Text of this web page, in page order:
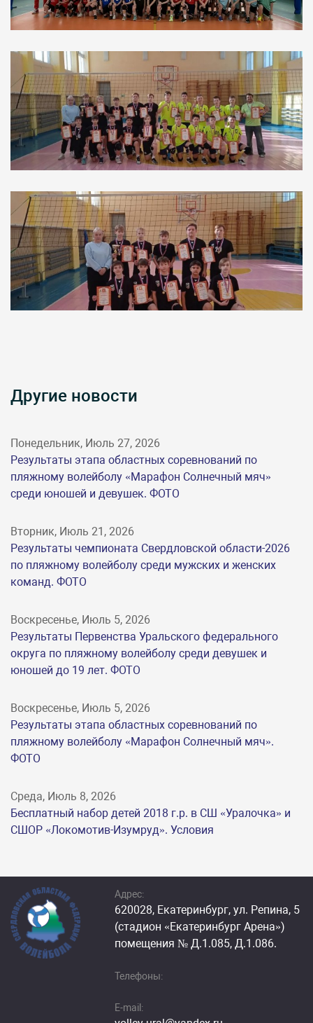
Другие новости
Понедельник, Июль 27, 2026
Результаты этапа областных соревнований по
пляжному волейболу «Марафон Солнечный мяч»
среди юношей и девушек. ФОТО
Вторник, Июль 21, 2026
Результаты чемпионата Свердловской области-2026
по пляжному волейболу среди мужских и женских
команд. ФОТО
Воскресенье, Июль 5, 2026
Результаты Первенства Уральского федерального
округа по пляжному волейболу среди девушек и
юношей до 19 лет. ФОТО
Воскресенье, Июль 5, 2026
Результаты этапа областных соревнований по
пляжному волейболу «Марафон Солнечный мяч».
ФОТО
Среда, Июль 8, 2026
Бесплатный набор детей 2018 г.р. в СШ «Уралочка» и
СШОР «Локомотив-Изумруд». Условия
Адрес:
620028, Екатеринбург, ул. Репина, 5
(стадион «Екатеринбург Арена»)
помещения № Д.1.085, Д.1.086.
Телефоны:
E-mail: